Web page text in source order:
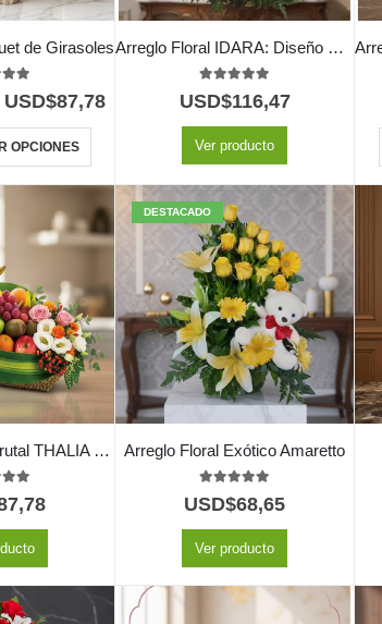
de Girasoles
USD$87,78
OPCIONES
Arreglo Floral IDARA: Diseño Exclusivo con Rosas y Flores Exóticas ⚜️
5.00out of 5
USD$116,47
Ver producto
Elegante Cesta Frutal THALIA con Lirios y Anturios ⚜️
of 5
DESTACADO
Arreglo Floral Exótico Amaretto
out of 5
USD$68,65
Ver producto